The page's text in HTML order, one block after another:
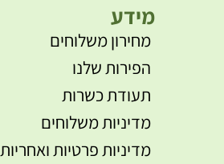
מידע
מחירון משלוחים
הפירות שלנו
תעודת כשרות
מדיניות משלוחים
מדיניות פרטיות ואחריות